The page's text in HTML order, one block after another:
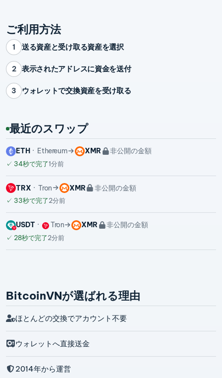
ご利用方法
1 送る資産と受け取る資産を選択
2 表示されたアドレスに資金を送付
3 ウォレットで交換資産を受け取る
最近のスワップ
ETH Ethereum XMR 非公開の金額
✓ 34秒で完了1分前
TRX Tron XMR 非公開の金額
✓ 33秒で完了2分前
USDT Tron XMR 非公開の金額
✓ 28秒で完了2分前
BitcoinVNが選ばれる理由
ほとんどの交換でアカウント不要
ウォレットへ直接送金
2014年から運営